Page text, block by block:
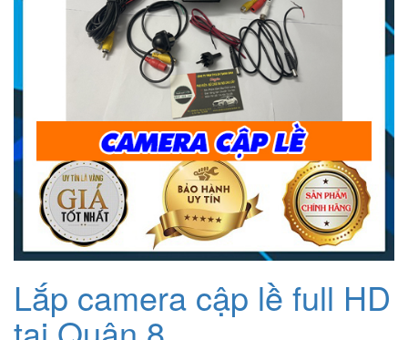
Lắp camera cập lề full HD